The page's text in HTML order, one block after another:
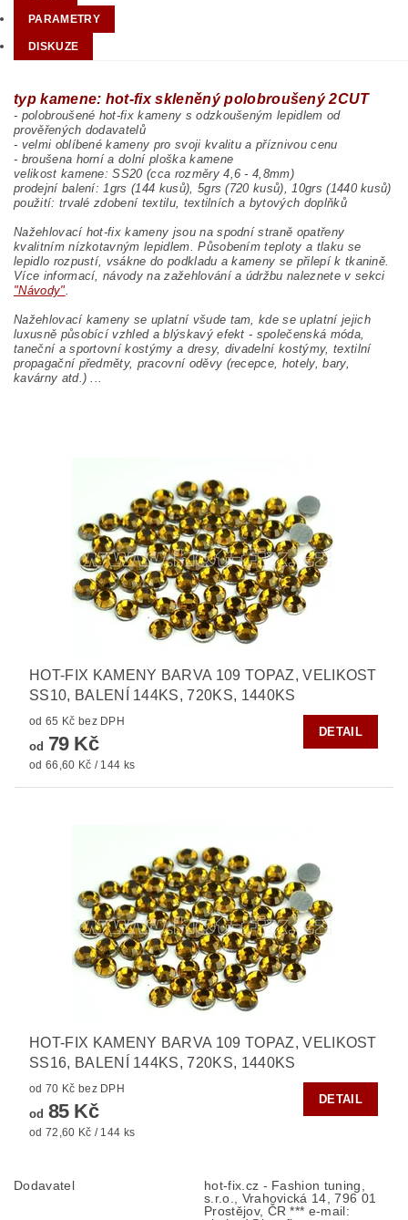
PARAMETRY
DISKUZE
typ kamene: hot-fix skleněný polobroušený 2CUT
- polobroušené hot-fix kameny s odzkoušeným lepidlem od
prověřených dodavatelů
- velmi oblíbené kameny pro svoji kvalitu a příznivou cenu
- broušena horní a dolní ploška kamene
velikost kamene: SS20 (cca rozměry 4,6 - 4,8mm)
prodejní balení: 1grs (144 kusů), 5grs (720 kusů), 10grs (1440 kusů)
použití: trvalé zdobení textilu, textilních a bytových doplňků
Nažehlovací hot-fix kameny jsou na spodní straně opatřeny
kvalitním nízkotavným lepidlem. Působením teploty a tlaku se
lepidlo rozpustí, vsákne do podkladu a kameny se přilepí k tkanině.
Více informací, návody na zažehlování a údržbu naleznete v sekci
"Návody".
Nažehlovací kameny se uplatní všude tam, kde se uplatní jejich
luxusně působící vzhled a blýskavý efekt - společenská móda,
taneční a sportovní kostýmy a dresy, divadelní kostýmy, textilní
propagační předměty, pracovní oděvy (recepce, hotely, bary,
kavárny atd.) ...
HOT-FIX KAMENY BARVA 109 TOPAZ, VELIKOST
SS10, BALENÍ 144KS, 720KS, 1440KS
od 65 Kč bez DPH
od 79 Kč
od 66,60 Kč / 144 ks
DETAIL
HOT-FIX KAMENY BARVA 109 TOPAZ, VELIKOST
SS16, BALENÍ 144KS, 720KS, 1440KS
od 70 Kč bez DPH
od 85 Kč
od 72,60 Kč / 144 ks
DETAIL
Dodavatel
hot-fix.cz - Fashion tuning,
s.r.o., Vrahovická 14, 796 01
Prostějov, ČR *** e-mail: